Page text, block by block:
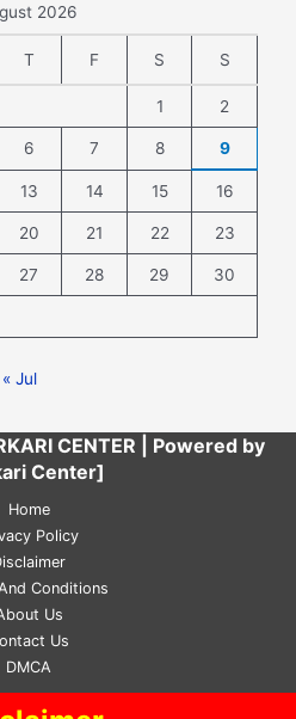
2026
T F S S
1 2
6 7 8 9
13 14 15 16
20 21 22 23
27 28 29 30
« Jul
CENTER | Powered by
Center]
Home
Policy
Conditions
Us
Us
DMCA